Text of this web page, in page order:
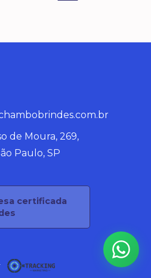
de Moura, 269,
Paulo, SP
certificada